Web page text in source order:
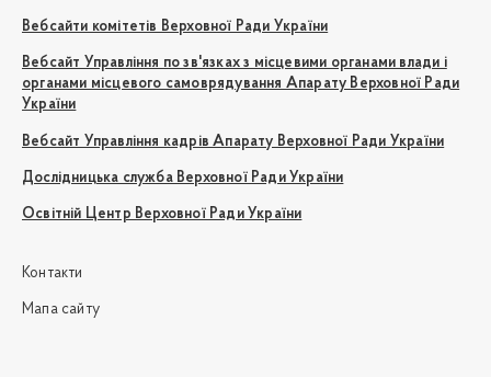
Вебсайти комітетів Верховної Ради України
Вебсайт Управління по зв'язках з місцевими органами влади і
органами місцевого самоврядування Апарату Верховної Ради
України
Вебсайт Управління кадрів Апарату Верховної Ради України
Дослідницька служба Верховної Ради України
Освітній Центр Верховної Ради України
Контакти
Мапа сайту